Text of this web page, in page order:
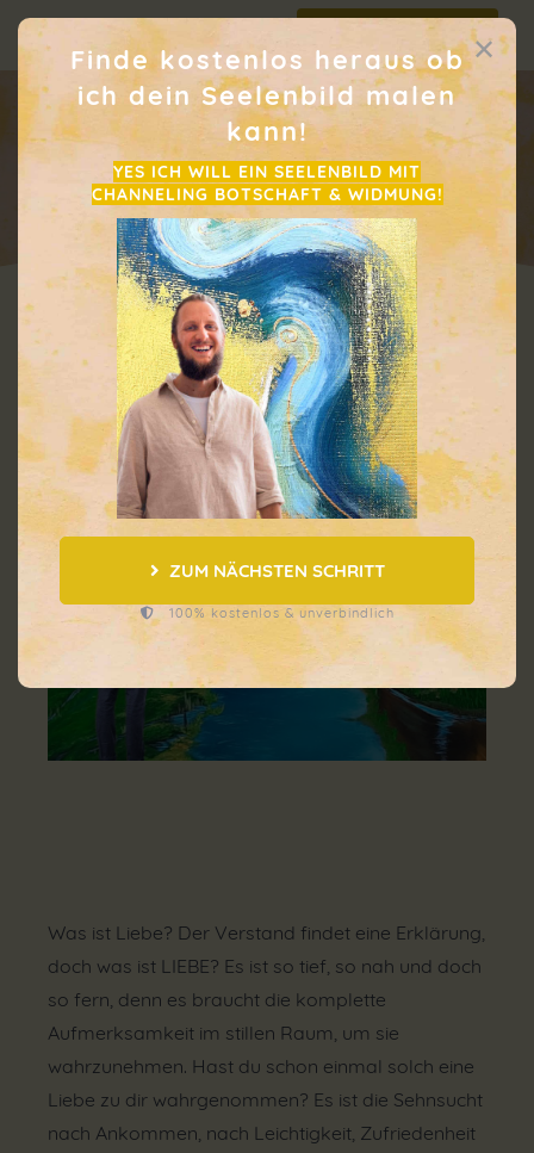
Telegram Impulse
Jetzt direkt anhören!
Lieben, was ist!
Was ist Liebe? Der Verstand findet eine Erklärung,
doch was ist LIEBE? Es ist so tief, so nah und doch
so fern, denn es braucht die komplette
Aufmerksamkeit im stillen Raum, um sie
wahrzunehmen. Hast du schon einmal solch eine
Liebe zu dir wahrgenommen? Es ist die Sehnsucht
nach Ankommen, nach Leichtigkeit, Zufriedenheit
✕
Finde kostenlos herausob
ich dein Seelenbild malen
kann!
YES ICH WILL EIN SEELENBILD MIT
CHANNELING BOTSCHAFT & WIDMUNG!
ZUM NÄCHSTEN SCHRITT
100% kostenlos & unverbindlich